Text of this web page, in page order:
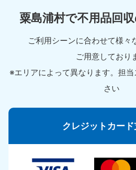
粟島浦村で不用品回
ご利用シーンに合わせて様々
ご用意しており
※エリアによって異なります。担
さい
クレジットカー